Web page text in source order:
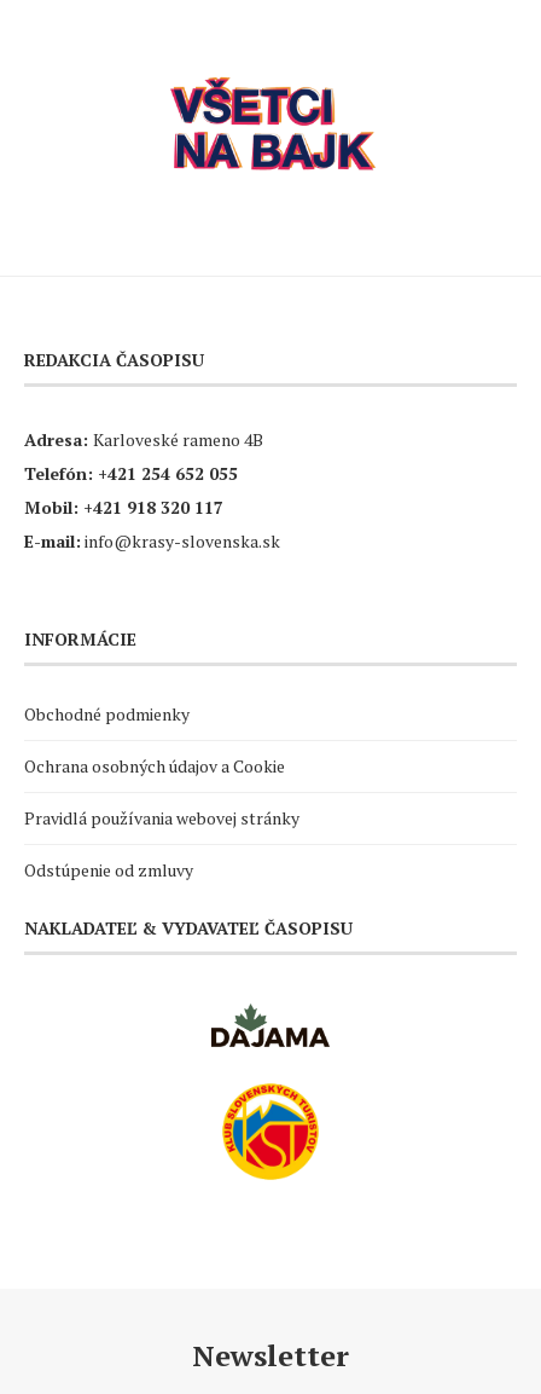
REDAKCIA ČASOPISU
Adresa: Karloveské rameno 4B
Telefón: +421 254 652 055
Mobil: +421 918 320 117
E-mail: info@krasy-slovenska.sk
INFORMÁCIE
Obchodné podmienky
Ochrana osobných údajov a Cookie
Pravidlá používania webovej stránky
Odstúpenie od zmluvy
NAKLADATEĽ & VYDAVATEĽ ČASOPISU
Newsletter